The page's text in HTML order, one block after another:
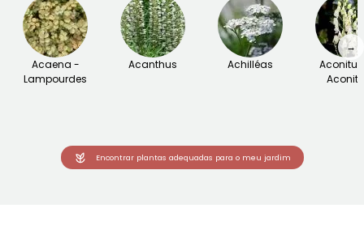
Acaena -
Lampourdes
Acanthus Achilléas
→
Encontrar plantas adequadas para o meu jardim